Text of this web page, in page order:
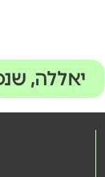
יאללה,